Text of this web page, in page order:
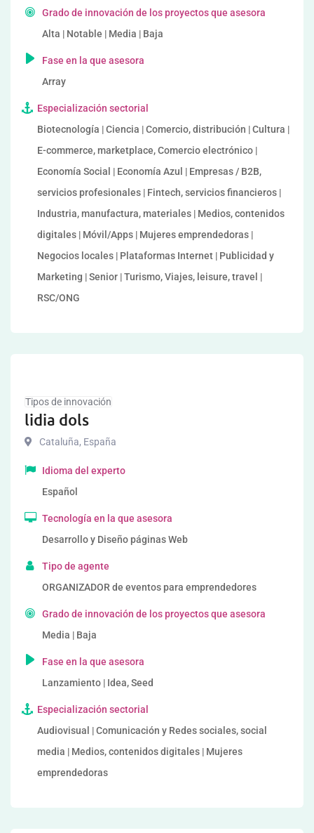
Grado de innovación de los proyectos que asesora
Alta | Notable | Media | Baja
Fase en la que asesora
Array
Especialización sectorial
Biotecnología | Ciencia | Comercio, distribución | Cultura |
E-commerce, marketplace, Comercio electrónico |
Economía Social | Economía Azul | Empresas / B2B,
servicios profesionales | Fintech, servicios financieros |
Industria, manufactura, materiales | Medios, contenidos
digitales | Móvil/Apps | Mujeres emprendedoras |
Negocios locales | Plataformas Internet | Publicidad y
Marketing | Senior | Turismo, Viajes, leisure, travel |
RSC/ONG
Tipos de innovación
lidia dols
Cataluña, España
Idioma del experto
Español
Tecnología en la que asesora
Desarrollo y Diseño páginas Web
Tipo de agente
ORGANIZADOR de eventos para emprendedores
Grado de innovación de los proyectos que asesora
Media | Baja
Fase en la que asesora
Lanzamiento | Idea, Seed
Especialización sectorial
Audiovisual | Comunicación y Redes sociales, social
media | Medios, contenidos digitales | Mujeres
emprendedoras